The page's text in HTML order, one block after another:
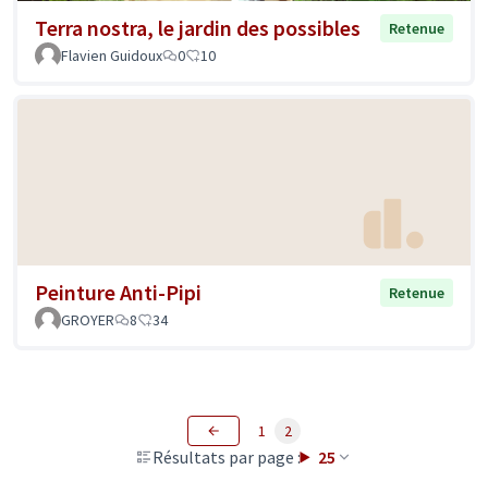
Terra nostra, le jardin des possibles
Retenue
Flavien Guidoux
0 10
Peinture Anti-Pipi
Retenue
GROYER
8 34
Résultats par page : 25
1 2